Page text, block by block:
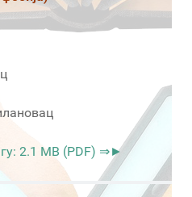
2.1 MB (PDF) ⇒►